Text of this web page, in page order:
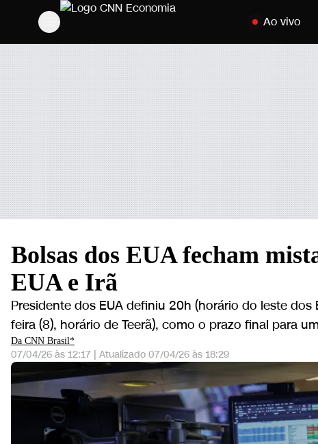
Pular para o
Ao vivo
Bolsas dos EUA fecham
EUA e Irã
Presidente dos EUA definiu 20h (horário do leste
feira (8), horário de Teerã), como o prazo final para
Da CNN Brasil*
07/04/26 às 12:17 | Atualizado 07/04/26 às 18:29